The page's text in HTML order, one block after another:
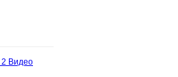
2 Видео